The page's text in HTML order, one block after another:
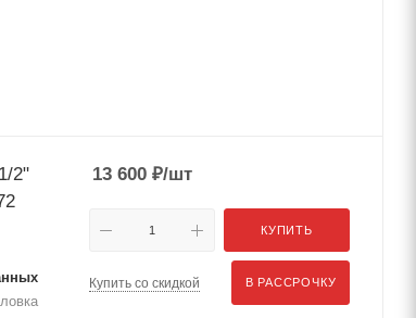
2"
13 600 ₽/шт
КУПИТЬ
Купить со скидкой В РАССРОЧКУ